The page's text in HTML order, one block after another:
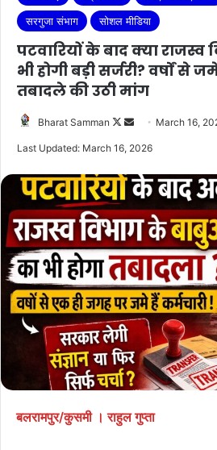
सरगुजा संभाग
सोशल मीडिया
पटवारियों के बाद क्या
भी होगी बड़ी सर्जरी? वर्षों से
तबादले की उठी मांग
Bharat Samman
Follow
Send March 16,
Last Updated: March 16, 2026
बलरामपुर/कुसमी । राहुल गुप्ता